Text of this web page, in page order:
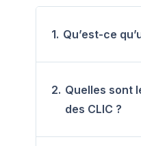
1. Qu’est-ce
2. Quelles sont
des CLIC ?